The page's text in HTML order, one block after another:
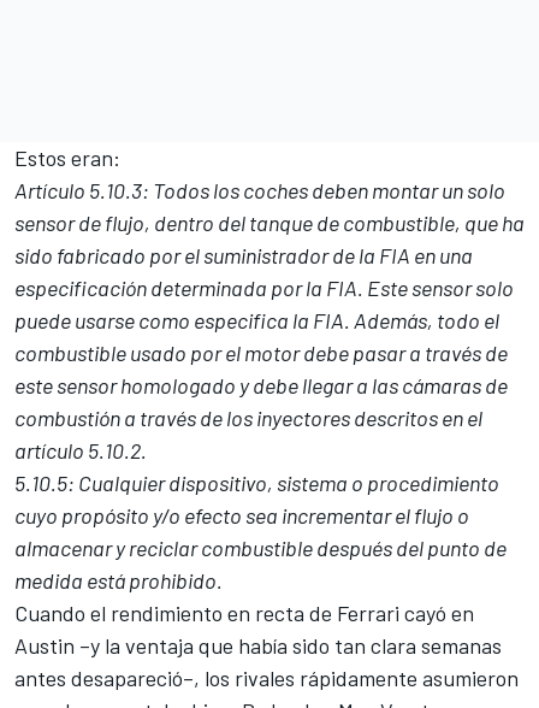
Estos eran:
Artículo 5.10.3: Todos los coches deben montar un solo
sensor de flujo, dentro del tanque de combustible, que ha
sido fabricado por el suministrador de la FIA en una
especificación determinada por la FIA. Este sensor solo
puede usarse como especifica la FIA. Además, todo el
combustible usado por el motor debe pasar a través de
este sensor homologado y debe llegar a las cámaras de
combustión a través de los inyectores descritos en el
artículo 5.10.2.
5.10.5: Cualquier dispositivo, sistema o procedimiento
cuyo propósito y/o efecto sea incrementar el flujo o
almacenar y reciclar combustible después del punto de
medida está prohibido.
Cuando el rendimiento en recta de Ferrari cayó en
Austin –y la ventaja que había sido tan clara semanas
antes desapareció–, los rivales rápidamente asumieron